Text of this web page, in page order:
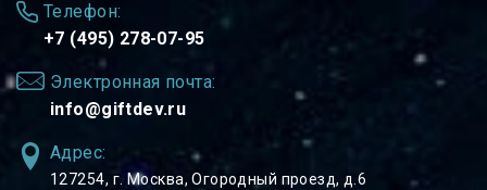
Телефон:
+7 (495) 278-07-95
Электронная почта:
info@giftdev.ru
Адрес:
127254, ⁠г. Москва, Огородный проезд, д.6